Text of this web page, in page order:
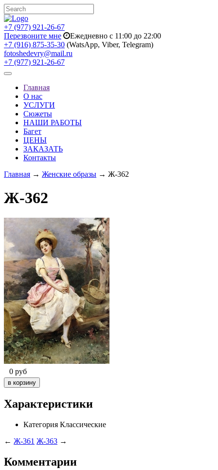
+7 (977) 921-26-67
Перезвоните мне
Ежедневно с 11:00 до 22:00
+7 (916) 875-35-30 (WatsApp, Viber, Telegram)
fotoshedevry@mail.ru
+7 (977) 921-26-67
Toggle
navigationГлавная
О нас
УСЛУГИ
Сюжеты
НАШИ РАБОТЫ
Багет
ЦЕНЫ
ЗАКАЗАТЬ
Контакты
Главная → Женские образы → Ж-362
Ж-362
0 руб
Характеристики
Категория Классические
← Ж-361 Ж-363 →
Комментарии